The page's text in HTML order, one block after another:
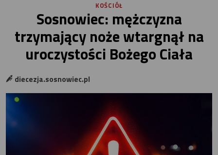
KOŚCIÓŁ
Sosnowiec: mężczyzna
trzymający noże wtargnął na
uroczystości Bożego Ciała
diecezja.sosnowiec.pl